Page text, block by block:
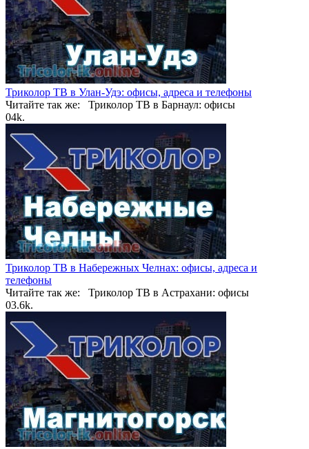
Триколор ТВ в Улан-Удэ: офисы, адреса и телефоны
Читайте так же: Триколор ТВ в Барнаул: офисы
04k.
Триколор ТВ в Набережных Челнах: офисы, адреса и
телефоны
Читайте так же: Триколор ТВ в Астрахани: офисы
03.6k.